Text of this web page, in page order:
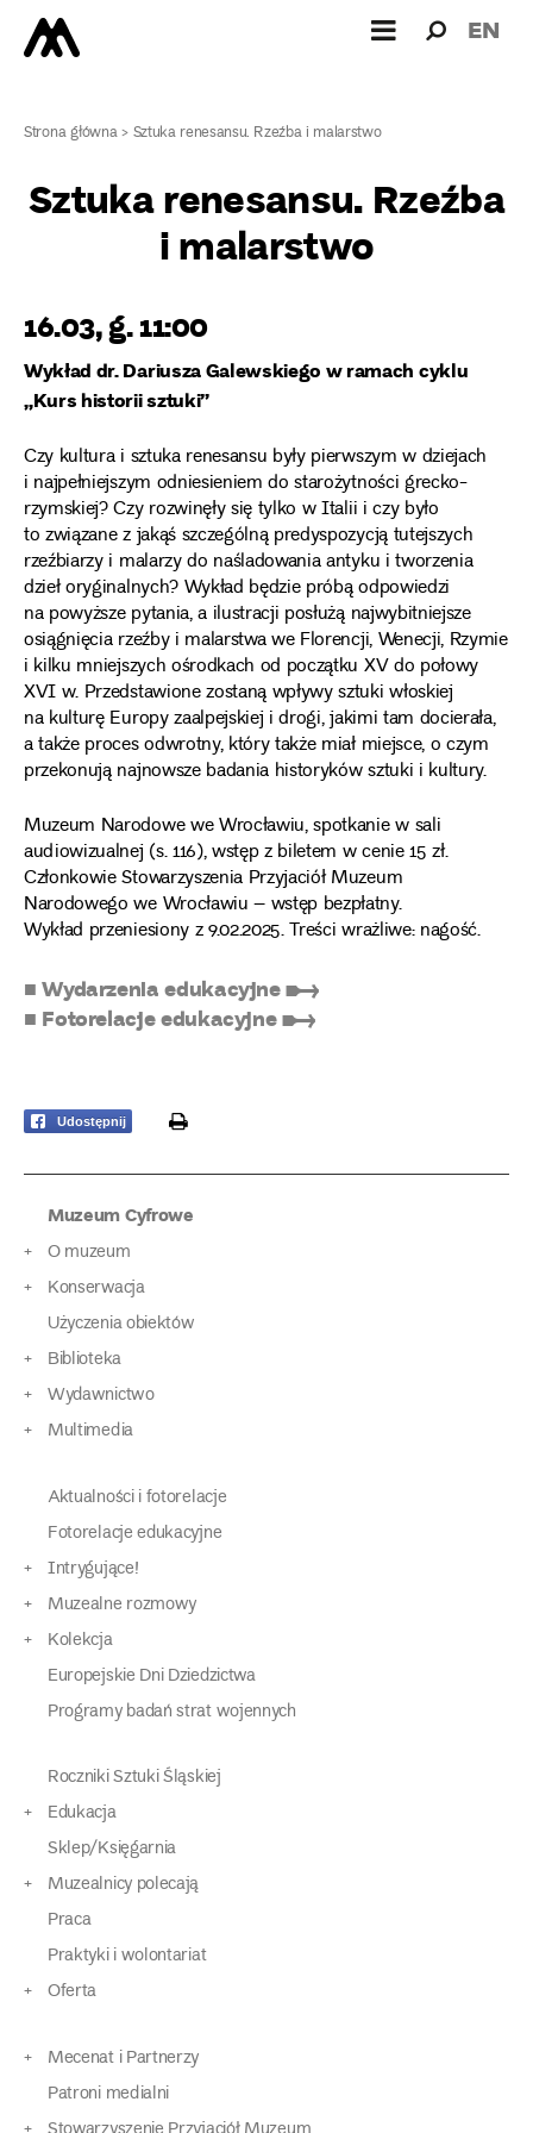
dla: EN
Strona główna>Sztuka renesansu. Rzeźba i malarstwo
Sztuka renesansu. Rzeźba
i malarstwo
16.03, g. 11:00
Wykład dr. Dariusza Galewskiego w ramach cyklu
„Kurs historii sztuki”
Czy kultura i sztuka renesansu były pierwszym w dziejach
i najpełniejszym odniesieniem do starożytności grecko-
rzymskiej? Czy rozwinęły się tylko w Italii i czy było
to związane z jakąś szczególną predyspozycją tutejszych
rzeźbiarzy i malarzy do naśladowania antyku i tworzenia
dzieł oryginalnych? Wykład będzie próbą odpowiedzi
na powyższe pytania, a ilustracji posłużą najwybitniejsze
osiągnięcia rzeźby i malarstwa we Florencji, Wenecji, Rzymie
i kilku mniejszych ośrodkach od początku XV do połowy
XVI w. Przedstawione zostaną wpływy sztuki włoskiej
na kulturę Europy zaalpejskiej i drogi, jakimi tam docierała,
a także proces odwrotny, który także miał miejsce, o czym
przekonują najnowsze badania historyków sztuki i kultury.
Muzeum Narodowe we Wrocławiu, spotkanie w sali
audiowizualnej (s. 116), wstęp z biletem w cenie 15 zł.
Członkowie Stowarzyszenia Przyjaciół Muzeum
Narodowego we Wrocławiu – wstęp bezpłatny.
Wykład przeniesiony z 9.02.2025. Treści wrażliwe: nagość.
■ Wydarzenia edukacyjne ➸
■ Fotorelacje edukacyjne ➸
Udostępnij print
Muzeum Cyfrowe
O muzeum
Konserwacja
Użyczenia obiektów
Biblioteka
Wydawnictwo
Multimedia
Aktualności i fotorelacje
Fotorelacje edukacyjne
Intrygujące!
Muzealne rozmowy
Kolekcja
Europejskie Dni Dziedzictwa
Programy badań strat wojennych
Roczniki Sztuki Śląskiej
Edukacja
Sklep/Księgarnia
Muzealnicy polecają
Praca
Praktyki i wolontariat
Oferta
Mecenat i Partnerzy
Patroni medialni